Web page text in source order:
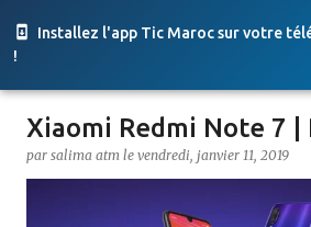
Installez l'app Tic Maroc sur votre
!
Accéder au contenu
Xiaomi Redmi Note 7 |
par salima atm le vendredi, janvier 11, 2019